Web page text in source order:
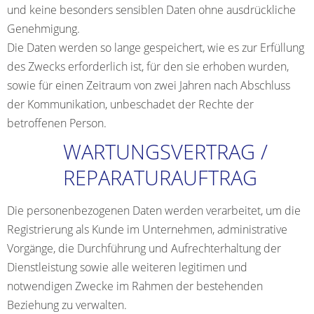
und keine besonders sensiblen Daten ohne ausdrückliche
Genehmigung.
Die Daten werden so lange gespeichert, wie es zur Erfüllung
des Zwecks erforderlich ist, für den sie erhoben wurden,
sowie für einen Zeitraum von zwei Jahren nach Abschluss
der Kommunikation, unbeschadet der Rechte der
betroffenen Person.
WARTUNGSVERTRAG /
REPARATURAUFTRAG
Die personenbezogenen Daten werden verarbeitet, um die
Registrierung als Kunde im Unternehmen, administrative
Vorgänge, die Durchführung und Aufrechterhaltung der
Dienstleistung sowie alle weiteren legitimen und
notwendigen Zwecke im Rahmen der bestehenden
Beziehung zu verwalten.